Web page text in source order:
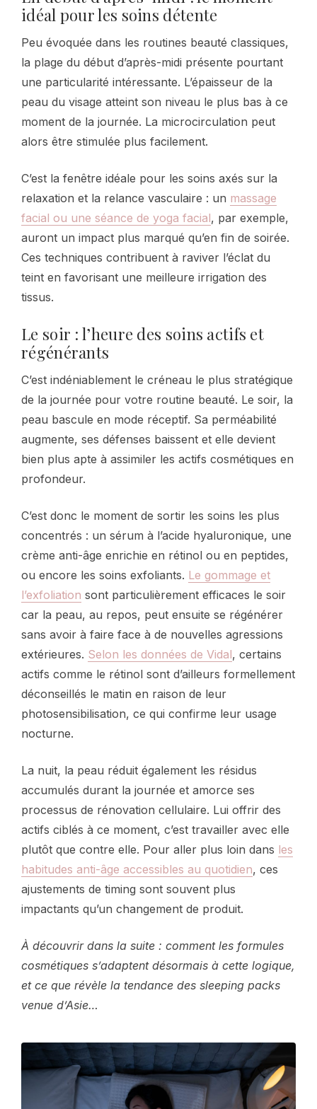
idéal pour les soins détente
Peu évoquée dans les routines beauté classiques,
la plage du début d’après-midi présente pourtant
une particularité intéressante. L’épaisseur de la
peau du visage atteint son niveau le plus bas à ce
moment de la journée. La microcirculation peut
alors être stimulée plus facilement.
C’est la fenêtre idéale pour les soins axés sur la
relaxation et la relance vasculaire : un massage
facial ou une séance de yoga facial, par exemple,
auront un impact plus marqué qu’en fin de soirée.
Ces techniques contribuent à raviver l’éclat du
teint en favorisant une meilleure irrigation des
tissus.
Le soir : l’heure des soins actifs et
régénérants
C’est indéniablement le créneau le plus stratégique
de la journée pour votre routine beauté. Le soir, la
peau bascule en mode réceptif. Sa perméabilité
augmente, ses défenses baissent et elle devient
bien plus apte à assimiler les actifs cosmétiques en
profondeur.
C’est donc le moment de sortir les soins les plus
concentrés : un sérum à l’acide hyaluronique, une
crème anti-âge enrichie en rétinol ou en peptides,
ou encore les soins exfoliants. Le gommage et
l’exfoliation sont particulièrement efficaces le soir
car la peau, au repos, peut ensuite se régénérer
sans avoir à faire face à de nouvelles agressions
extérieures. Selon les données de Vidal, certains
actifs comme le rétinol sont d’ailleurs formellement
déconseillés le matin en raison de leur
photosensibilisation, ce qui confirme leur usage
nocturne.
La nuit, la peau réduit également les résidus
accumulés durant la journée et amorce ses
processus de rénovation cellulaire. Lui offrir des
actifs ciblés à ce moment, c’est travailler avec elle
plutôt que contre elle. Pour aller plus loin dans les
habitudes anti-âge accessibles au quotidien, ces
ajustements de timing sont souvent plus
impactants qu’un changement de produit.
À découvrir dans la suite : comment les formules
cosmétiques s’adaptent désormais à cette logique,
et ce que révèle la tendance des sleeping packs
venue d’Asie…